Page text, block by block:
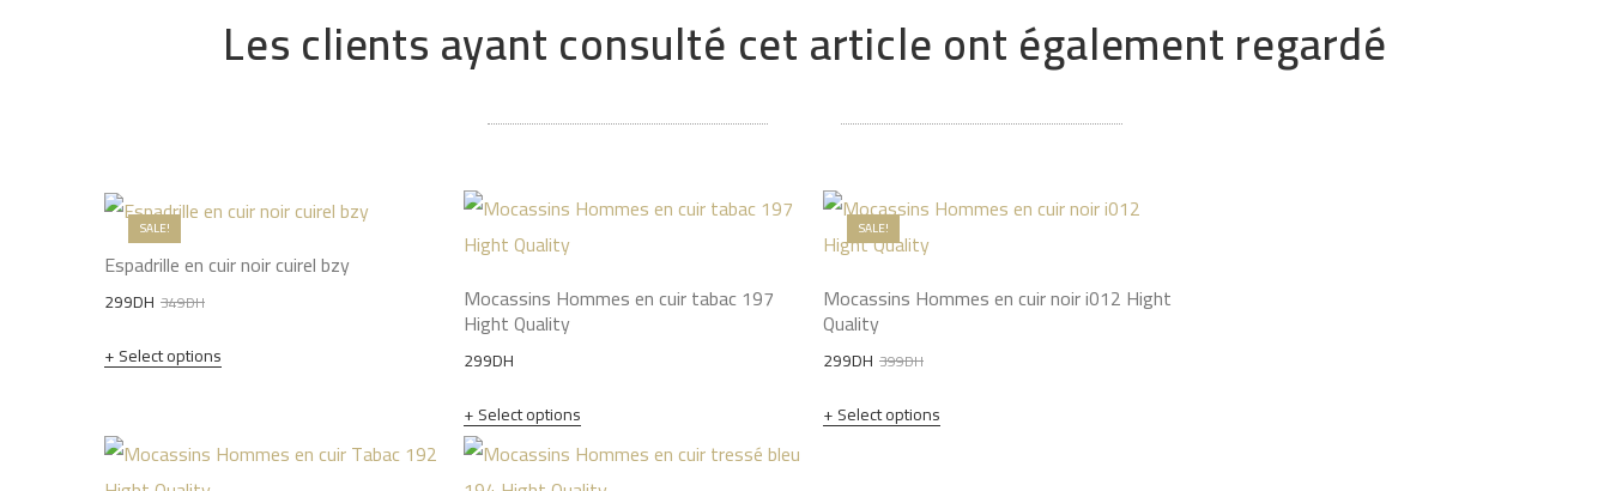
Les clients ayant consulté cet article ont également regardé
SALE!
Espadrille en cuir noir cuirel bzy
349DHOriginal
was:
299DH
Current
is:
Select options
Mocassins Hommes en cuir tabac 197
Hight Quality
299DH
Select options
SALE!
Mocassins Hommes en cuir noir i012 Hight
Quality
399DHOriginal
was:
299DH
Current
is:
Select options